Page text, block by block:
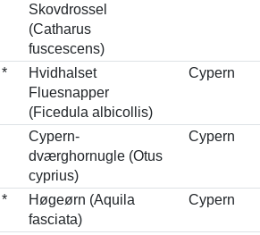
Skovdrossel
(Catharus
fuscescens)
*
Hvidhalset
Fluesnapper
(Ficedula albicollis)
Cypern
Cypern-
dværghornugle (Otus
cyprius)
Cypern
*
Høgeørn (Aquila
fasciata)
Cypern